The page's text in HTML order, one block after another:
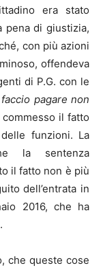
era stato
pena di giustizia,
con più azioni
offendeva
di P.G. con le
pagare non
commesso il fatto
funzioni. La
la sentenza
il fatto non è più
dell’entrata in
2016, che ha
che queste cose